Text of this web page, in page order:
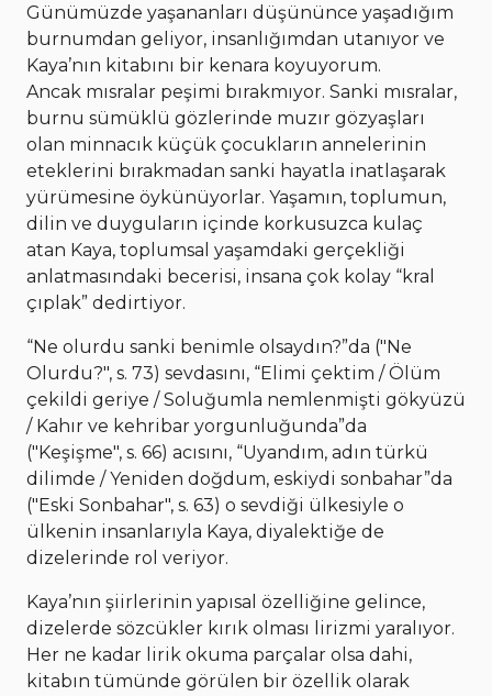
Günümüzde yaşananları düşününce yaşadığım
burnumdan geliyor, insanlığımdan utanıyor ve
Kaya’nın kitabını bir kenara koyuyorum.
Ancak mısralar peşimi bırakmıyor. Sanki mısralar,
burnu sümüklü gözlerinde muzır gözyaşları
olan minnacık küçük çocukların annelerinin
eteklerini bırakmadan sanki hayatla inatlaşarak
yürümesine öykünüyorlar. Yaşamın, toplumun,
dilin ve duyguların içinde korkusuzca kulaç
atan Kaya, toplumsal yaşamdaki gerçekliği
anlatmasındaki becerisi, insana çok kolay “kral
çıplak” dedirtiyor.
“Ne olurdu sanki benimle olsaydın?”da ("Ne
Olurdu?", s. 73) sevdasını, “Elimi çektim / Ölüm
çekildi geriye / Soluğumla nemlenmişti gökyüzü
/ Kahır ve kehribar yorgunluğunda”da
("Keşişme", s. 66) acısını, “Uyandım, adın türkü
dilimde / Yeniden doğdum, eskiydi sonbahar”da
("Eski Sonbahar", s. 63) o sevdiği ülkesiyle o
ülkenin insanlarıyla Kaya, diyalektiğe de
dizelerinde rol veriyor.
Kaya’nın şiirlerinin yapısal özelliğine gelince,
dizelerde sözcükler kırık olması lirizmi yaralıyor.
Her ne kadar lirik okuma parçalar olsa dahi,
kitabın tümünde görülen bir özellik olarak